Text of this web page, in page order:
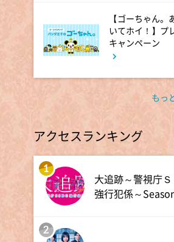
深夜 1:57
KAWAIIってしてよ?
サクラミーツ 【強烈キ
場】コロチキコント&オン
ワンミーツ完結編!!
深夜 2:52
【ゴーちゃん。
いてホイ！】プ
キャンペーン
もっ
アクセスランキング
1
大追跡～警視庁Ｓ
強行犯係～
2